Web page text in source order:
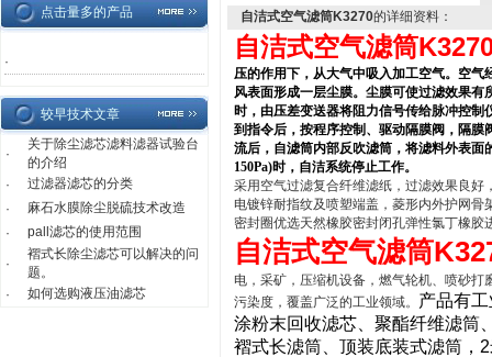
点击量多的产品
·
较早技术文章
·
关于除尘滤芯滤料滤器试验台
的介绍
·
过滤器滤芯的分类
·
麻石水膜除尘脱硫技术改造
·
pall滤芯的使用范围
·
褶式长除尘滤芯可以解决的问
题。
·
如何选购液压油滤芯
自洁式空气滤筒K3270的详细资料：
自洁式空气滤筒
压的作用下，从大气中吸入加工空气。空
风表面形成一层尘膜。尘膜可使过滤效果
时，由压差变送器将阻力信号传给脉冲控制
到指令后，按程序控制、驱动隔膜阀，隔膜
流后，自滤筒内部反吹滤筒，将滤料外表
150Pa)时，自洁系统停止工作。
采用空气过滤复合纤维滤纸，过滤效果良好
电镀锌耐指纹及喷塑端盖，菱形内外护网骨
密封圈优选天然橡胶密封闭孔弹性氯丁橡胶
自洁式空气滤筒
电，采矿，压缩机设备，燃气轮机、喷砂
污染度，覆盖广泛的工业领域。 产品有
涂粉末回收滤芯、聚酯纤维滤筒
褶式长滤筒、顶装底装式滤筒，